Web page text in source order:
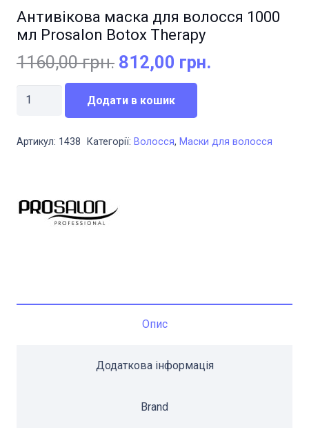
Антивікова маска для волосся 1000
мл Prosalon Botox Therapy
1160,00грн. Оригінальна
ціна:
1160,00 грн..
812,00 грн.
Антивікова
волосся
Prosalon
Додати в кошик
Артикул: 1438 Категорії: Волосся, Маски для волосся
Опис
Додаткова інформація
Brand